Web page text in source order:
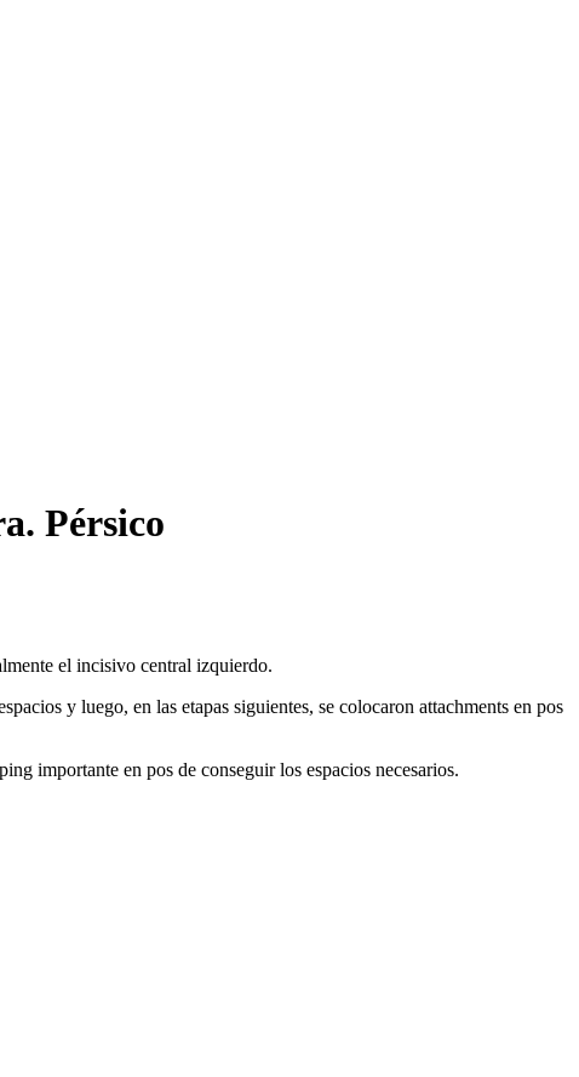
Pérsico
el incisivo central izquierdo.
y luego, en las etapas siguientes, se colocaron attachments en pos
importante en pos de conseguir los espacios necesarios.